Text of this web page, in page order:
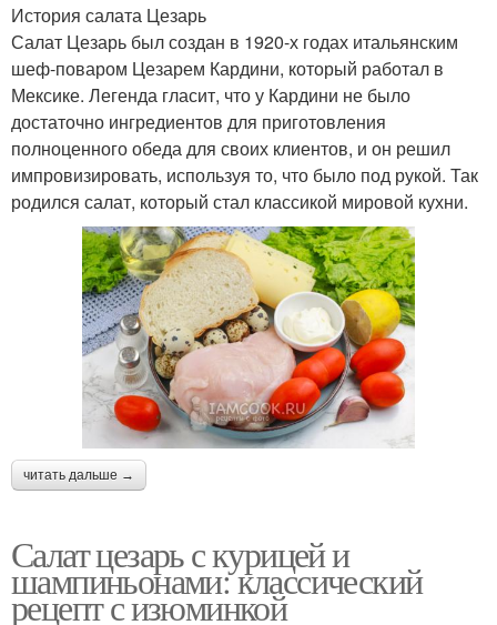
История салата Цезарь
Салат Цезарь был создан в 1920-х годах итальянским
шеф-поваром Цезарем Кардини, который работал в
Мексике. Легенда гласит, что у Кардини не было
достаточно ингредиентов для приготовления
полноценного обеда для своих клиентов, и он решил
импровизировать, используя то, что было под рукой. Так
родился салат, который стал классикой мировой кухни.
читать дальше →
Салат цезарь с курицей и
шампиньонами: классический
рецепт с изюминкой